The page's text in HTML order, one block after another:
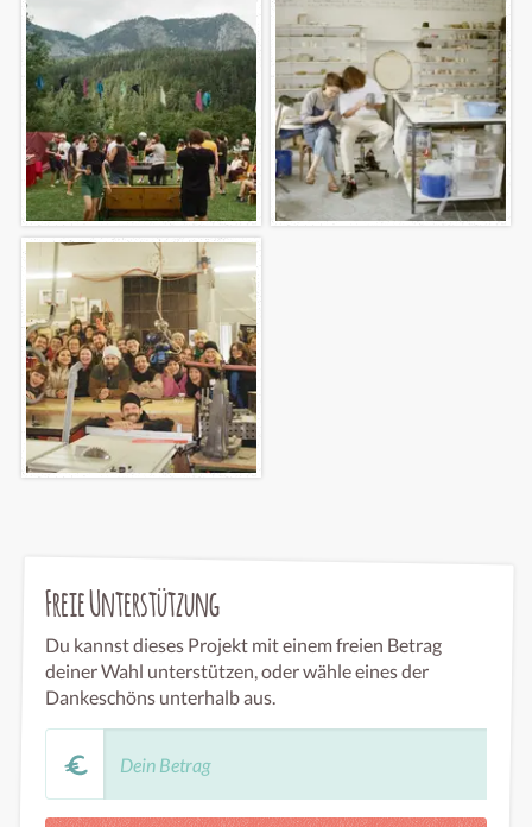
Freie Unterstützung
Du kannst dieses Projekt mit einem freien Betrag
deiner Wahl unterstützen, oder wähle eines der
Dankeschöns unterhalb aus.